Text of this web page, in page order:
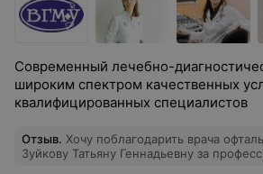
Современный лечебно-
широким спектром качественных
квалифицированных специалистов
Отзыв. Хочу поблагодарить врача
Зуйкову Татьяну Геннадьевну за